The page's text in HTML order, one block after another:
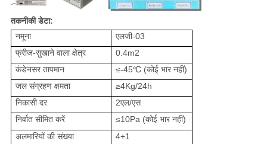
तकनीकी डेटा:
नमूना
एलजी-03
फ्रीज-सुखाने वाला क्षेत्र
0.4m2
कंडेनसर तापमान
≤-45℃ (कोई भार नहीं)
जल संग्रहण क्षमता
≥4Kg/24h
निकासी दर
2एल/एस
निर्वात सीमित करें
≤10Pa (कोई भार नहीं)
अलमारियों की संख्या
4+1